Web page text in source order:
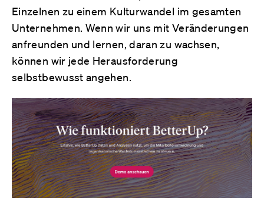
Einzelnen zu einem Kulturwandel im gesamten
Unternehmen. Wenn wir uns mit Veränderungen
anfreunden und lernen, daran zu wachsen,
können wir jede Herausforderung
selbstbewusst angehen.